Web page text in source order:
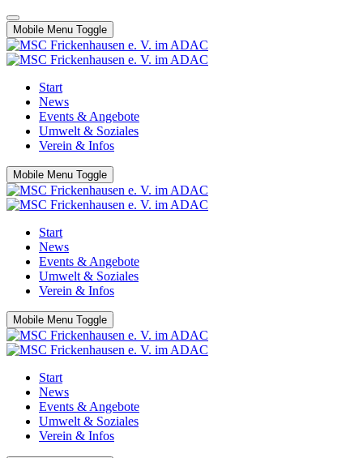
Mobile Menu Toggle
Start
News
Events & Angebote
Umwelt & Soziales
Verein & Infos
Mobile Menu Toggle
Start
News
Events & Angebote
Umwelt & Soziales
Verein & Infos
Mobile Menu Toggle
Start
News
Events & Angebote
Umwelt & Soziales
Verein & Infos